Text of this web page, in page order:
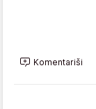
Komentariši